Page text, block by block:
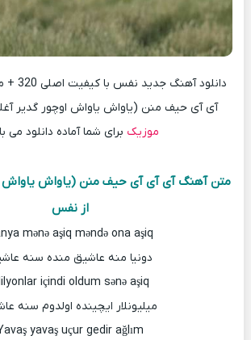
آی آی حیف منن (یاواش یاواش اوچور گدیر
موزیک برای شما آماده دانلود می
متن آهنگ آی آی آی حیف منن (یاواش یاواش
از نفس
mənə aşiq məndə ona aşiq
دونیا منه عاشیق منده سنه
içindi oldum sənə aşiq
میلیونلار ایچینده اولدوم سنه
yavaş uçur gedir ağlım